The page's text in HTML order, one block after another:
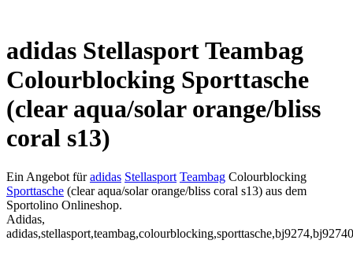
adidas Stellasport Teambag
Colourblocking Sporttasche
(clear aqua/solar orange/bliss
coral s13)
Ein Angebot füradidas Stellasport Teambag Colourblocking
Sporttasche (clear aqua/solar orange/bliss coral s13) aus dem
Sportolino Onlineshop.
Adidas,